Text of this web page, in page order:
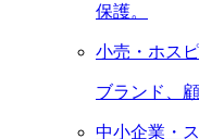
保護。
小売・ホス
ブランド、
中小企業・